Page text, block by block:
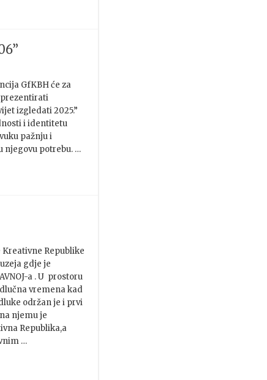
GfKBH će za
izgledati 2025.”
i identitetu
pažnju i
njegovu potrebu. …
Republike
gdje je
a . U prostoru
vremena kad
održan je i prvi
njemu je
Republika,a
…